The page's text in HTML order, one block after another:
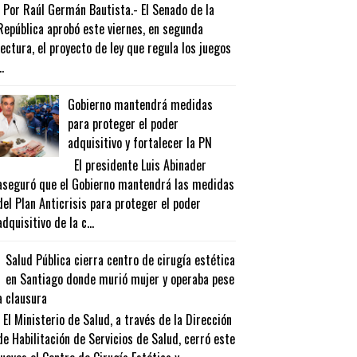
Raúl Germán Bautista.- El Senado de la
aprobó este viernes, en segunda
el proyecto de ley que regula los juegos
Gobierno mantendrá medidas
para proteger el poder
adquisitivo y fortalecer la PN
El presidente Luis Abinader
que el Gobierno mantendrá las medidas
Plan Anticrisis para proteger el poder
de la c...
Salud Pública cierra centro de cirugía estética
en Santiago donde murió mujer y operaba pese
clausura
Ministerio de Salud, a través de la Dirección
Habilitación de Servicios de Salud, cerró este